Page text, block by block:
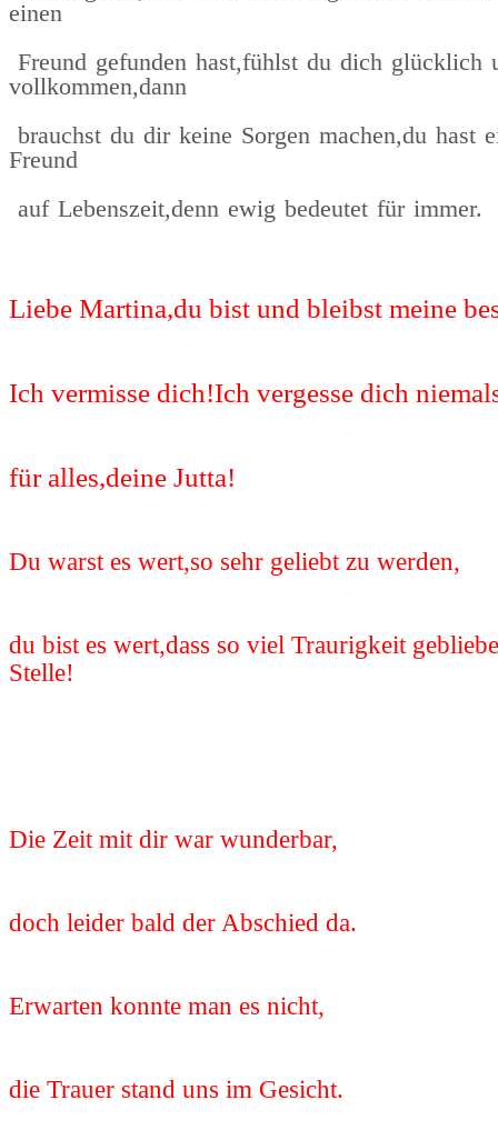
einen
Freund gefunden hast,fühlst du dich glücklich
vollkommen,dann
brauchst du dir keine Sorgen machen,du hast
Freund
auf Lebenszeit,denn ewig bedeutet für immer.
Liebe Martina,du bist und bleibst meine
Ich vermisse dich!Ich vergesse dich
für alles,deine Jutta!
Du warst es wert,so sehr geliebt zu werden,
du bist es wert,dass so viel Traurigkeit
Stelle!
Die Zeit mit dir war wunderbar,
doch leider bald der Abschied da.
Erwarten konnte man es nicht,
die Trauer stand uns im Gesicht.